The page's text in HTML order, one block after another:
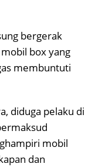
bergerak
box yang
membuntuti
diduga pelaku di
mobil
dan